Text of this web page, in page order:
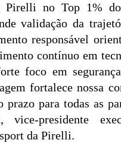
Pirelli no Top 1%
validação da
responsável
contínuo em
foco em
fortalece nossa
prazo para todas as
vice-presidente
da Pirelli.